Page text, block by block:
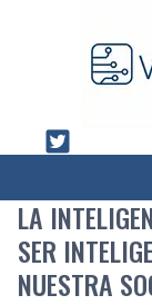
LA
SER
NUESTRA